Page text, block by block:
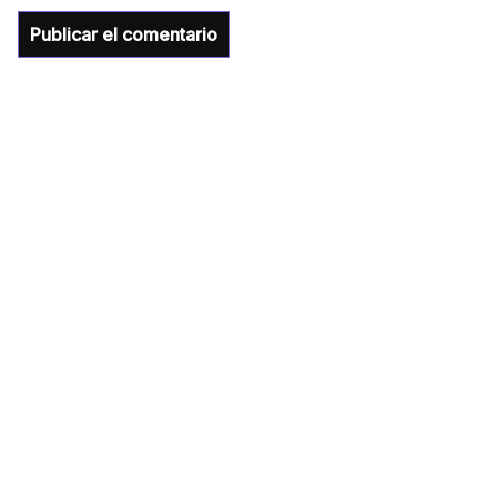
para la Universidad y para el municipio